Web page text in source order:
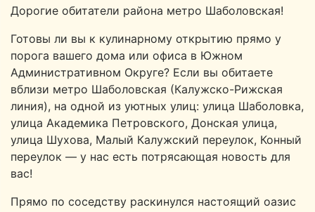
Дорогие обитатели района метро Шаболовская!
Готовы ли вы к кулинарному открытию прямо у
порога вашего дома или офиса в Южном
Административном Округе? Если вы обитаете
вблизи метро Шаболовская (Калужско-Рижская
линия), на одной из уютных улиц: улица Шаболовка,
улица Академика Петровского, Донская улица,
улица Шухова, Малый Калужский переулок, Конный
переулок — у нас есть потрясающая новость для
вас!
Прямо по соседству раскинулся настоящий оазис